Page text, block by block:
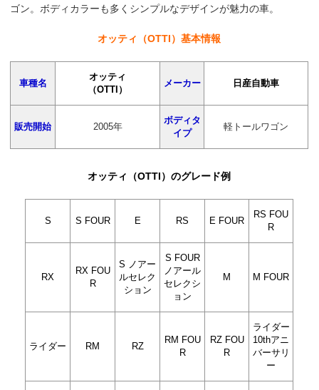
ゴン。ボディカラーも多くシンプルなデザインが魅力の車。
オッティ（OTTI）基本情報
車種名
オッティ
（OTTI）
メーカー 日産自動車
販売開始 2005年
ボディタ
イプ
軽トールワゴン
オッティ（OTTI）のグレード例
S S FOUR E RS E FOUR
RS FOU
R
RX
RX FOU
R
S ノアー
ルセレク
ション
S FOUR
ノアール
セレクシ
ョン
M M FOUR
ライダー RM RZ
RM FOU
R
RZ FOU
R
ライダー
10thアニ
バーサリ
ー